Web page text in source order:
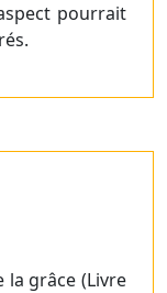
pourrait
la grâce (Livre